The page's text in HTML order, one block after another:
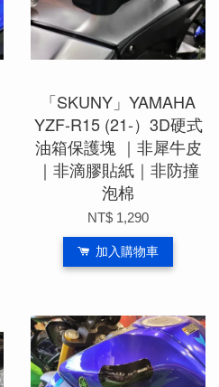
「SKUNY」YAMAHA
YZF-R15 (21-）3D硬式
油箱保護塊 ｜非犀牛皮
｜非滴膠貼紙｜非防撞
泡棉
NT$ 1,290
加入購物車